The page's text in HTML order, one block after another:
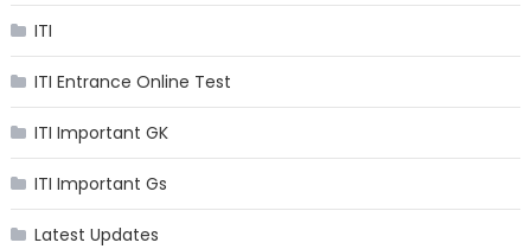
ITI
ITI Entrance Online Test
ITI Important GK
ITI Important Gs
Latest Updates